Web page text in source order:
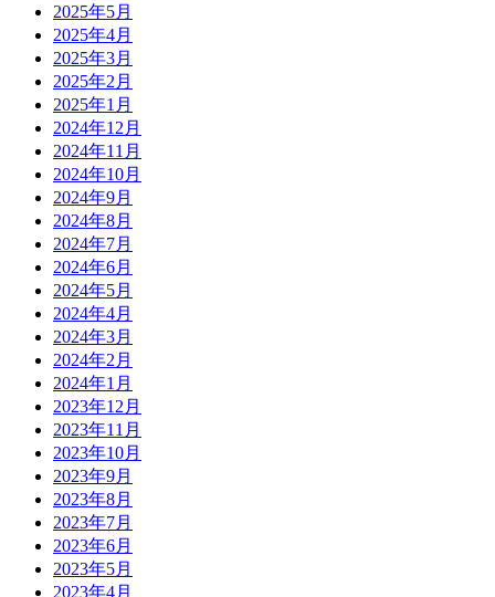
2025年5月
2025年4月
2025年3月
2025年2月
2025年1月
2024年12月
2024年11月
2024年10月
2024年9月
2024年8月
2024年7月
2024年6月
2024年5月
2024年4月
2024年3月
2024年2月
2024年1月
2023年12月
2023年11月
2023年10月
2023年9月
2023年8月
2023年7月
2023年6月
2023年5月
2023年4月